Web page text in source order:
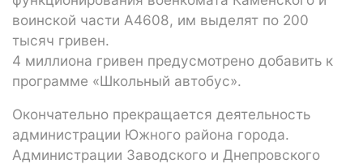
воинской части А4608, им выделят по 200
тысяч гривен.
4 миллиона гривен предусмотрено добавить к
программе «Школьный автобус».
Окончательно прекращается деятельность
администрации Южного района города.
Администрации Заводского и Днепровского